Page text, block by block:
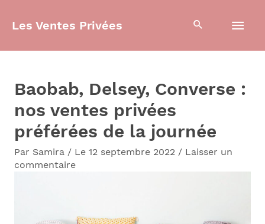
Les Ventes Privées
Baobab, Delsey, Converse :
nos ventes privées
préférées de la journée
Par Samira / Le 12 septembre 2022 / Laisser un
commentaire